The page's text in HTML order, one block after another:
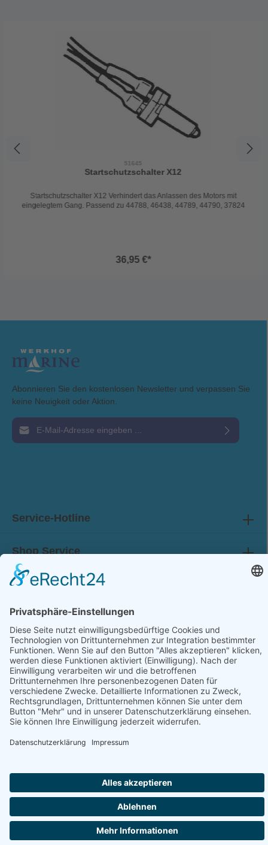
51645
Startschutzschalter X12
Startschutzschalter X12 Verhindert das Anlassen des Motors mit
eingelegtem Gang. Passend zu 44788, 46438, 44789, 44790, 37824
36,95 €*
Abonnieren Sie den kostenlosen Newsletter und verpassen Sie
keine Neuigkeit oder Aktion.
E-Mail-Adresse*
Folge uns:
Service-Hotline
Shop Service
Information
© 2026 werkhof.at - with bychiliSCHARF
* Alle Preise inkl. gesetzl. Mehrwertsteuer zzgl.